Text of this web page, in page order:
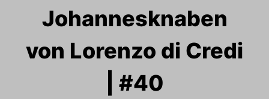
Johannesknaben
von Lorenzo di Credi
| #40